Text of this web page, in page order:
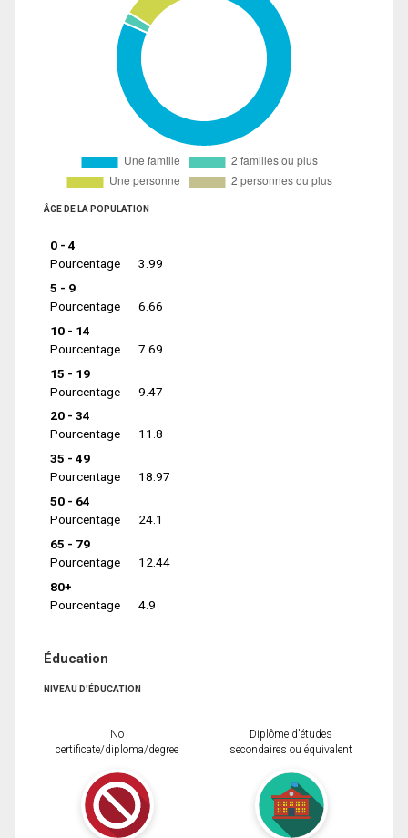
ÂGE DE LA POPULATION
0 - 4
Pourcentage
3.99
5 - 9
Pourcentage
6.66
10 - 14
Pourcentage
7.69
15 - 19
Pourcentage
9.47
20 - 34
Pourcentage
11.8
35 - 49
Pourcentage
18.97
50 - 64
Pourcentage
24.1
65 - 79
Pourcentage
12.44
80+
Pourcentage
4.9
Éducation
NIVEAU D'ÉDUCATION
No
certificate/diploma/degree
Diplôme d'études
secondaires ou équivalent